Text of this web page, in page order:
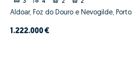
3 4 2 2
Aldoar, Foz do Douro e Nevogilde,
1.222.000 €